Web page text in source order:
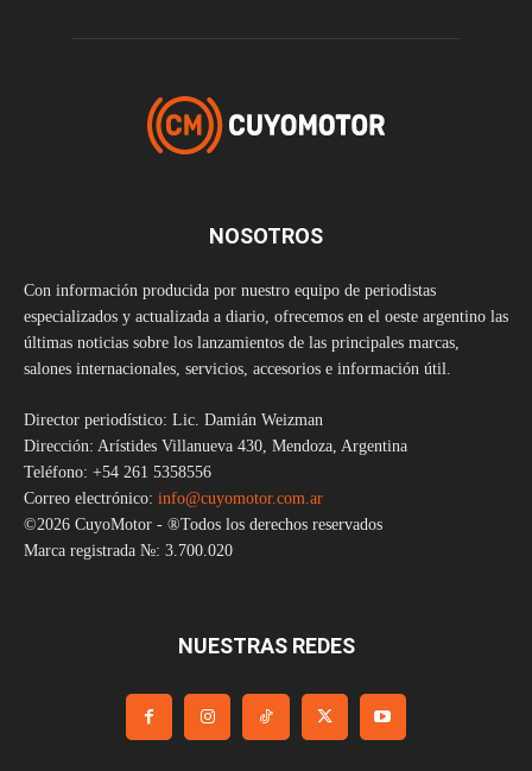
NOSOTROS
Con información producida por nuestro equipo de periodistas
especializados y actualizada a diario, ofrecemos en el oeste argentino las
últimas noticias sobre los lanzamientos de las principales marcas,
salones internacionales, servicios, accesorios e información útil.
Director periodístico: Lic. Damián Weizman
Dirección: Arístides Villanueva 430, Mendoza, Argentina
Teléfono: +54 261 5358556
Correo electrónico: info@cuyomotor.com.ar
©2026 CuyoMotor - ®Todos los derechos reservados
Marca registrada №: 3.700.020
NUESTRAS REDES